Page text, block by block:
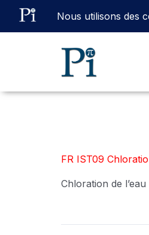
Email
FR IST09
Chloration de